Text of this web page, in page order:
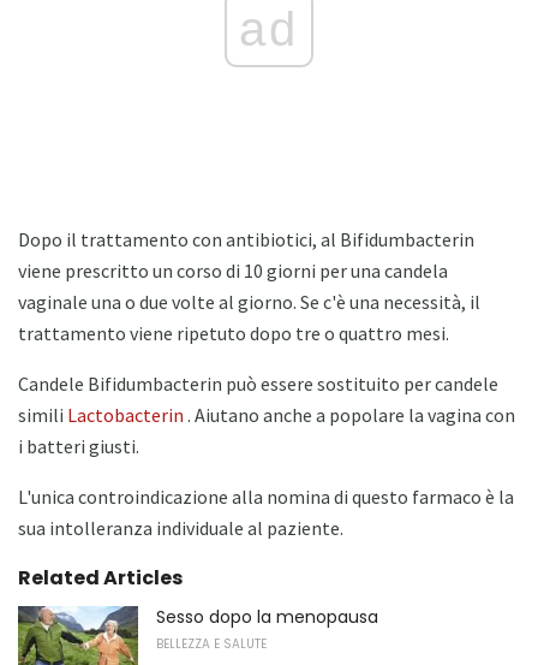
ad
Dopo il trattamento con antibiotici, al Bifidumbacterin
viene prescritto un corso di 10 giorni per una candela
vaginale una o due volte al giorno. Se c'è una necessità, il
trattamento viene ripetuto dopo tre o quattro mesi.
Candele Bifidumbacterin può essere sostituito per candele
simili Lactobacterin . Aiutano anche a popolare la vagina con
i batteri giusti.
L'unica controindicazione alla nomina di questo farmaco è la
sua intolleranza individuale al paziente.
Related Articles
Sesso dopo la menopausa
BELLEZZA E SALUTE